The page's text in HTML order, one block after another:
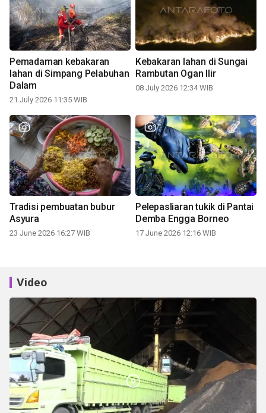
Pemadaman kebakaran
lahan di Simpang Pelabuhan
Dalam
21 July 2026 11:35 WIB
Kebakaran lahan di Sungai
Rambutan Ogan Ilir
08 July 2026 12:34 WIB
Tradisi pembuatan bubur
Asyura
23 June 2026 16:27 WIB
Pelepasliaran tukik di Pantai
Demba Engga Borneo
17 June 2026 12:16 WIB
Video